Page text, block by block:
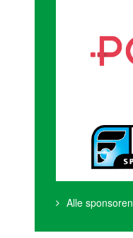
Alle sponsoren